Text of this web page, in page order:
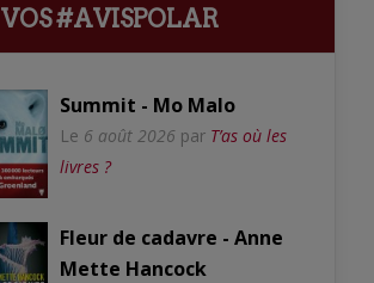
VOS #AVISPOLAR
Summit - Mo Malo
Le 6 août 2026 par T’as où les
livres ?
Fleur de cadavre - Anne
Mette Hancock